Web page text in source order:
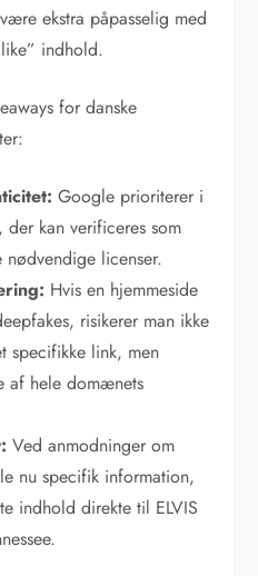
ekstra påpasselig med
indhold.
for danske
Google prioriterer i
kan verificeres som
licenser.
Hvis en hjemmeside
risikerer man ikke
specifikke link, men
af hele domænets
Ved anmodninger om
nu specifik information,
indhold direkte til ELVIS